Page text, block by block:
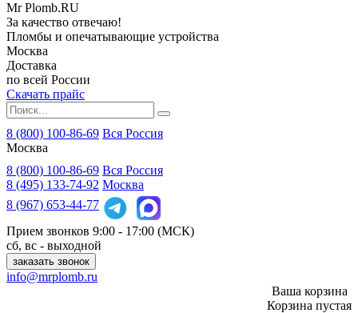
MrPlomb.RU
За качество отвечаю!
Пломбы и опечатывающие устройства
Москва
Доставка
по всей России
Скачать прайс
8 (800) 100-86-69 Вся Россия
Москва
8 (800) 100-86-69 Вся Россия
8 (495) 133-74-92 Москва
8 (967) 653-44-77
Прием звонков 9:00 - 17:00 (МСК)
сб, вс - выходной
заказать звонок
info@mrplomb.ru
Ваша корзина
Корзина пустая